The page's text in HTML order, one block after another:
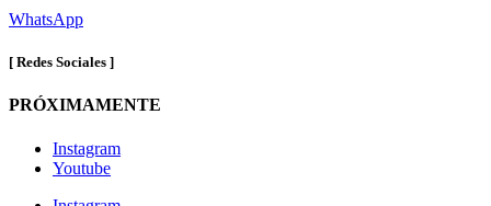
WhatsApp
[ Redes Sociales ]
PRÓXIMAMENTE
Instagram
Youtube